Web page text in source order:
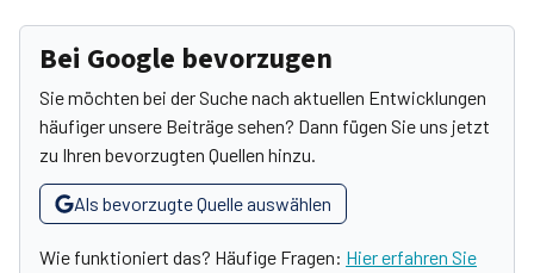
Bei Google bevorzugen
Sie möchten bei der Suche nach aktuellen Entwicklungen
häufiger unsere Beiträge sehen? Dann fügen Sie uns jetzt
zu Ihren bevorzugten Quellen hinzu.
Als bevorzugte Quelle auswählen
Wie funktioniert das? Häufige Fragen: Hier erfahren Sie